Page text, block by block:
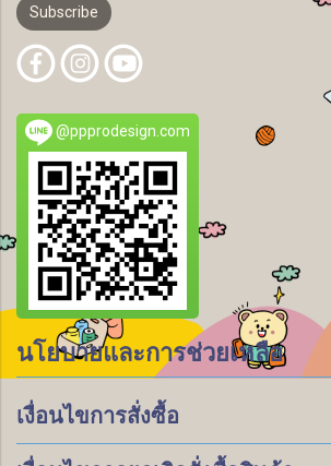
Subscribe
@ppprodesign.com
นโยบายและการช่วยเหลือ
เงื่อนไขการสั่งซื้อ